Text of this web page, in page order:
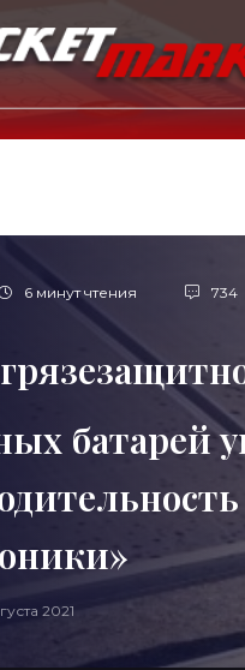
6 минут чтения 734
батарей
2021